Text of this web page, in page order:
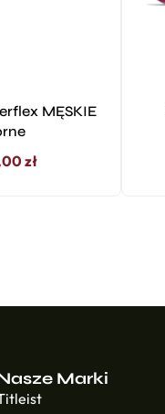
MĘSKIE
zł
Marki